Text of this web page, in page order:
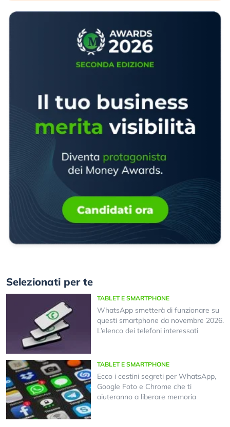
Selezionati per te
TABLET E SMARTPHONE
WhatsApp smetterà di funzionare su
questi smartphone da novembre 2026.
L’elenco dei telefoni interessati
TABLET E SMARTPHONE
Ecco i cestini segreti per WhatsApp,
Google Foto e Chrome che ti
aiuteranno a liberare memoria